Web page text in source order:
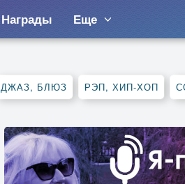
Награды Еще
ДЖАЗ, БЛЮЗ РЭП, ХИП-ХОП